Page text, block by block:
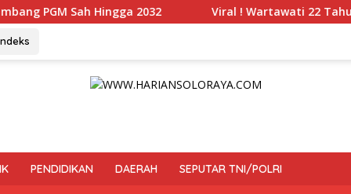
Viral ! Wartawati 22 Tahun Jadi Peserta UKW
PENDIDIKAN DAERAH SEPUTAR TNI/POLRI